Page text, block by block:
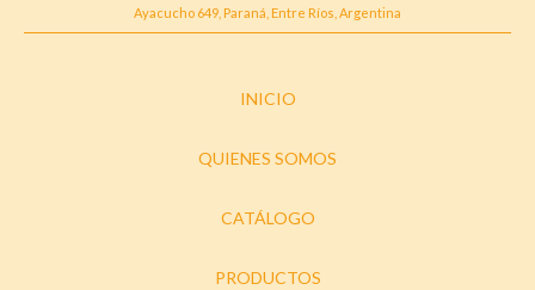
Ayacucho 649, Paraná, Entre Ríos, Argentina
INICIO
QUIENES SOMOS
CATÁLOGO
PRODUCTOS